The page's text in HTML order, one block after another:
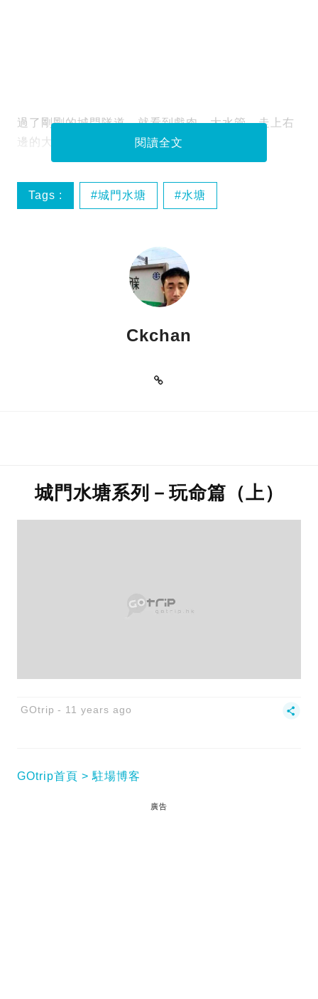
過了剛剛的城門隧道，就看到戲肉，大水管，走上右
邊的大水管，沿水管行。閱讀全文
Tags : 城門水塘 水塘
Ckchan
城門水塘系列－玩命篇（上）
GOtrip 11 years ago
GOtrip首頁 駐場博客
廣告